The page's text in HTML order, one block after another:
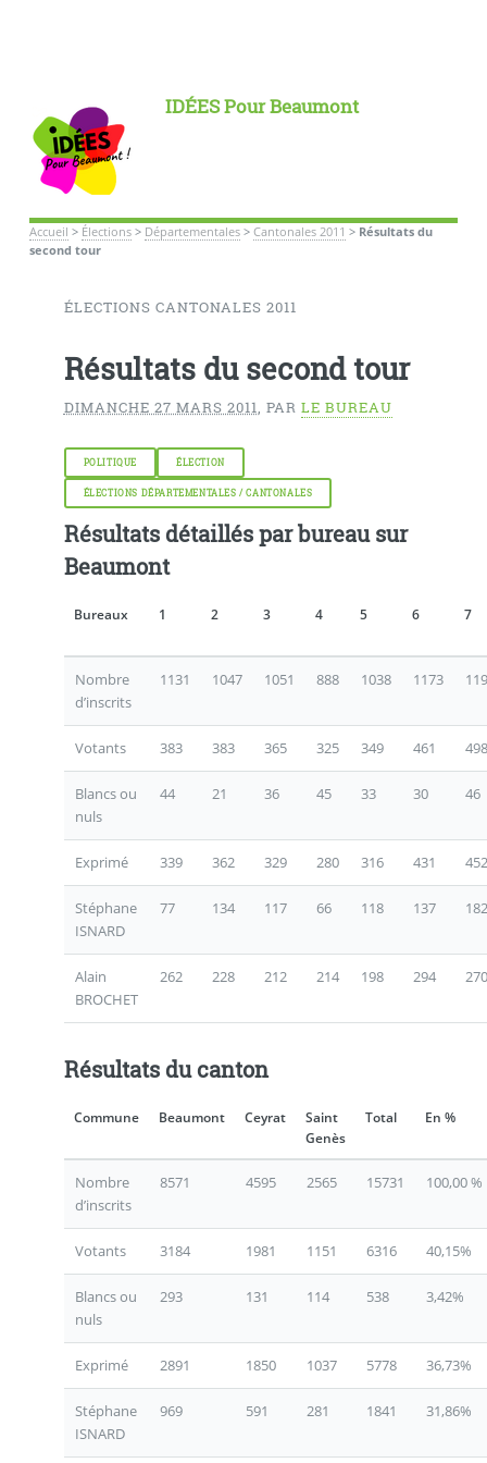
IDÉES Pour Beaumont
Accueil > Élections> Départementales> Cantonales 2011 > Résultats du
second tour
ÉLECTIONS CANTONALES 2011
Résultats du second tour
DIMANCHE 27 MARS 2011, PAR LE BUREAU
POLITIQUE ÉLECTION
ÉLECTIONS DÉPARTEMENTALES / CANTONALES
Résultats détaillés par bureau sur
Beaumont
Bureaux 1 2 3 4 5 6 7
Nombre
d’inscrits
1131 1047 1051 888 1038 1173
Votants 383 383 365 325 349 461 498
Blancs ou
nuls
44 21 36 45 33 30 46
Exprimé 339 362 329 280 316 431 452
Stéphane
ISNARD
77 134 117 66 118 137 182
Alain
BROCHET
262 228 212 214 198 294 270
Résultats du canton
Commune Beaumont Ceyrat
Saint
Genès
Total En %
Nombre
d’inscrits
8571 4595 2565 15731 100,00 %
Votants 3184 1981 1151 6316 40,15%
Blancs ou
nuls
293 131 114 538 3,42%
Exprimé 2891 1850 1037 5778 36,73%
Stéphane
ISNARD
969 591 281 1841 31,86%